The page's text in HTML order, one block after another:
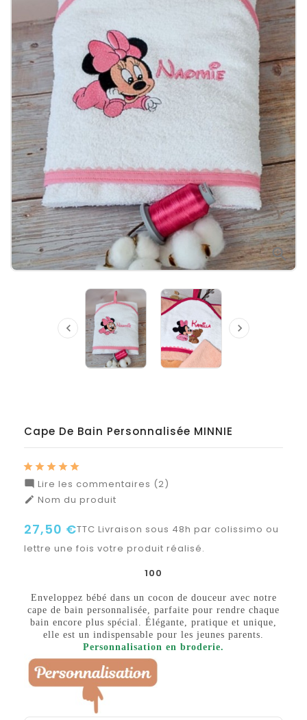

 
Cape De Bain Personnalisée MINNIE
 Lire les commentaires (2)
 Nom du produit
27,50 €TTC Livraison sous 48h par colissimo ou
lettre une fois votre produit réalisé.
100
Enveloppez bébé dans un cocon de douceur avec notre
cape de bain personnalisée, parfaite pour rendre chaque
bain encore plus spécial. Élégante, pratique et unique,
elle est un indispensable pour les jeunes parents.
Personnalisation en broderie.